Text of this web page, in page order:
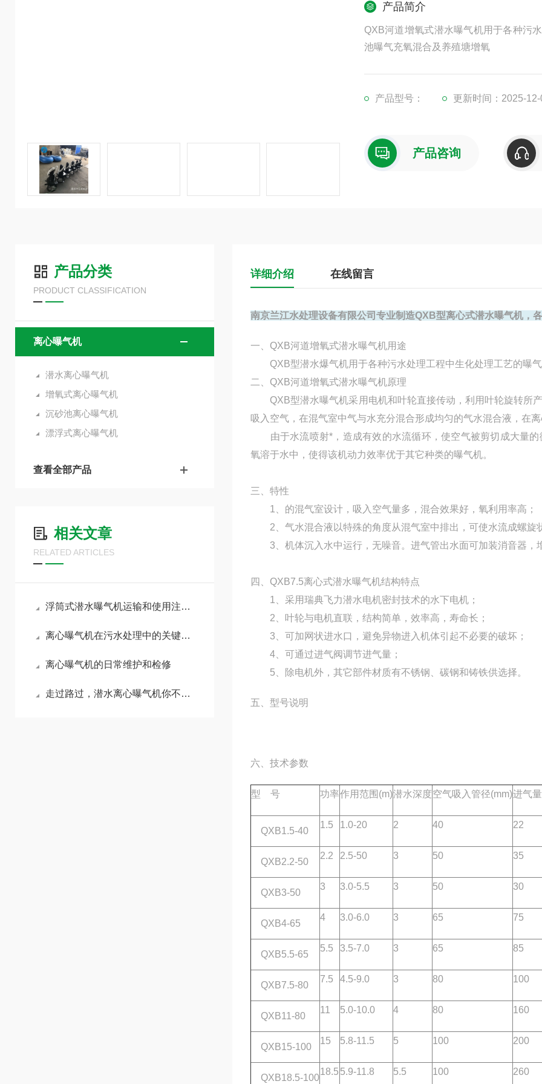
产品简介
QXB河道增氧式潜水曝气机用于各种污
池曝气充氧混合及养殖塘增氧
产品型号： 更新时间：2025-12-
产品咨询
产品分类
PRODUCT CLASSIFICATION
离心曝气机
潜水离心曝气机
增氧式离心曝气机
沉砂池离心曝气机
漂浮式离心曝气机
查看全部产品
相关文章
RELATED ARTICLES
浮筒式潜水曝气机运输和使用注意事项
离心曝气机在污水处理中的关键作用与技术优势
离心曝气机的日常维护和检修
走过路过，潜水离心曝气机你不能错过
详细介绍 在线留言
南京兰江水处理设备有限公司专业制造QXB型离心式潜水曝气机 ，
一、QXB河道增氧式潜水曝气机用途
QXB型潜水爆气机用于各种污水处理工程中生化处理工艺的曝
二、QXB河道增氧式潜水曝气机原理
QXB型潜水曝气机采用电机和叶轮直接传动，利用叶轮旋转所
吸入空气，在混气室中气与水充分混合形成均匀的气水混合液，在离
由于水流喷射*，造成有效的水流循环，使空气被剪切成大量的
氧溶于水中，使得该机动力效率优于其它种类的曝气机。
三、特性
1、的混气室设计，吸入空气量多，混合效果好，氧利用率高；
2、气水混合液以特殊的角度从混气室中排出，可使水流成螺旋
3、机体沉入水中运行，无噪音。进气管出水面可加装消音器，
四、QXB7.5离心式潜水曝气机结构特点
1、采用瑞典飞力潜水电机密封技术的水下电机；
2、叶轮与电机直联，结构简单，效率高，寿命长；
3、可加网状进水口，避免异物进入机体引起不必要的破坏；
4、可通过进气阀调节进气量；
5、除电机外，其它部件材质有不锈钢、碳钢和铸铁供选择。
五、型号说明
六、技术参数
型 号 功率作用范围(m)潜水深度空气吸入管径(mm)进气
QXB1.5-40
1.5 1.0-20 2 40 22
QXB2.2-50
2.2 2.5-50 3 50 35
QXB3-50
3 3.0-5.5 3 50 30
QXB4-65
4 3.0-6.0 3 65 75
QXB5.5-65
5.5 3.5-7.0 3 65 85
QXB7.5-80
7.5 4.5-9.0 3 80 100
QXB11-80
11 5.0-10.0 4 80 160
QXB15-100
15 5.8-11.5 5 100 200
QXB18.5-100
18.5 5.9-11.8 5.5 100 260